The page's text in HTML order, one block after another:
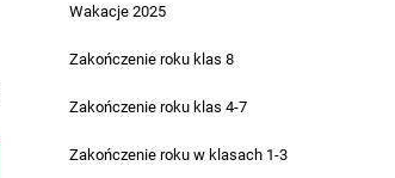
Wakacje 2025
Zakończenie roku klas 8
Zakończenie roku klas 4-7
Zakończenie roku w klasach 1-3